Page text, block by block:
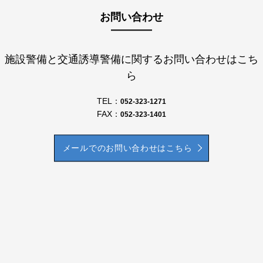
お問い合わせ
施設警備と交通誘導警備に関するお問い合わせはこち
ら
TEL： 052-323-1271
FAX： 052-323-1401
メールでのお問い合わせはこちら